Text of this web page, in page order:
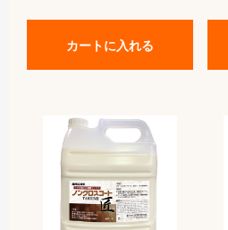
カートに入れる